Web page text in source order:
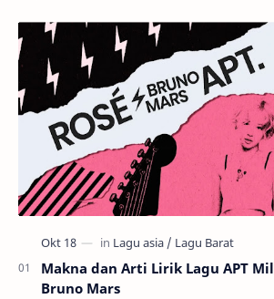
Makna dan Arti Lirik Lagu APT
Bruno Mars